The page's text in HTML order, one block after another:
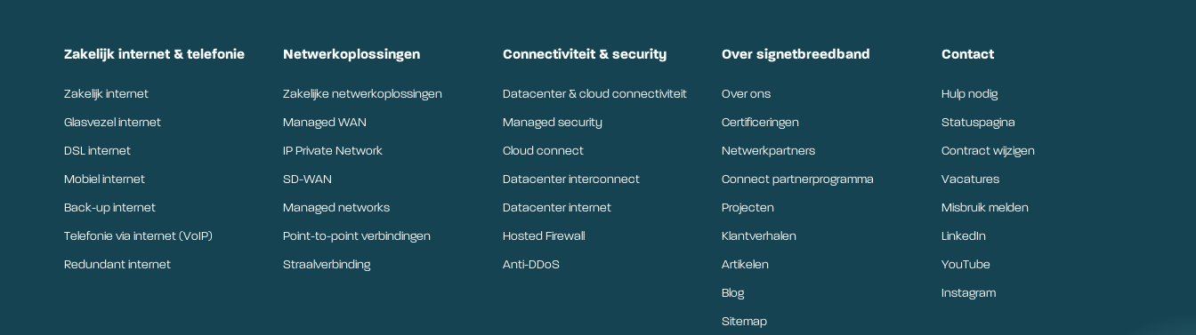
Zakelijk internet & telefonie
Zakelijk internet
Glasvezel internet
DSL internet
Mobiel internet
Back-up internet
Telefonie via internet (VoIP)
Redundant internet
Netwerkoplossingen
Zakelijke netwerkoplossingen
Managed WAN
IP Private Network
SD-WAN
Managed networks
Point-to-point verbindingen
Straalverbinding
Connectiviteit & security
Datacenter & cloud connectiviteit
Managed security
Cloud connect
Datacenter interconnect
Datacenter internet
Hosted Firewall
Anti-DDoS
Over signetbreedband
Over ons
Certificeringen
Netwerkpartners
Connect partnerprogramma
Projecten
Klantverhalen
Artikelen
Blog
Sitemap
Contact
Hulp nodig
Statuspagina
Contract wijzigen
Vacatures
Misbruik melden
LinkedIn
YouTube
Instagram